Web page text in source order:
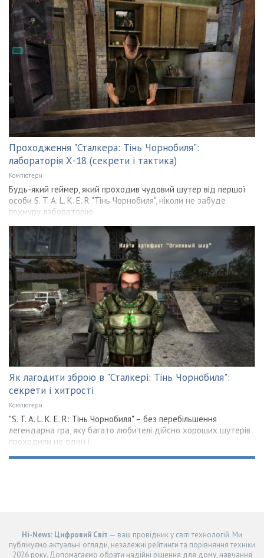
Проходження "Сталкера: Тінь Чорнобиля":
лабораторія Х-18 (секрети і тактика)
Компютери
Будь-який геймер, який проходив чудовий шутер від першої
особи S. T. A. L. K. E. R "Тінь Чорнобиля", ніколи не забуде
похмуру лабораторію
Як лагодити зброю в "Сталкері: Тінь Чорнобиля":
секрети і хитрості
Компютери
"S. T. A. L. K. E. R: Тінь Чорнобиля" – без перебільшення
легендарна гра, яку багато любителі дійсно хороших шутерів
проходили не один і
Hi-News: Цифровий Світ — ваш провідник у світі технологій. Ми
публікуємо актуальні огляди, незалежні рейтинги та порівняння техніки
2026 року. Допомагаємо обрати надійні рішення для дому, навчання